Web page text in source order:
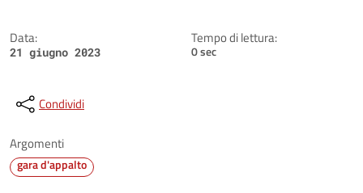
Data:
21 giugno 2023
Tempo di lettura:
0 sec
Condividi
Argomenti
gara d'appalto